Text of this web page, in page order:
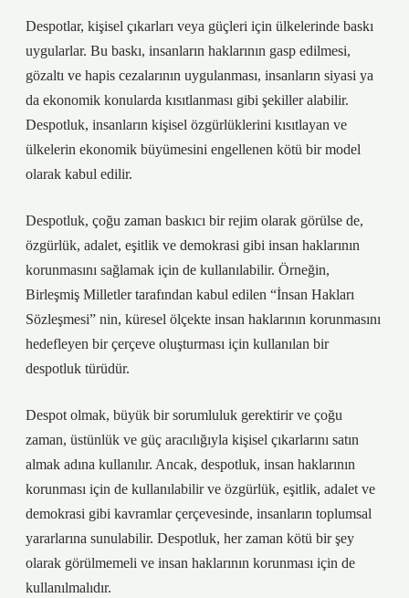
Despotlar, kişisel çıkarları veya güçleri için ülkelerinde baskı
uygularlar. Bu baskı, insanların haklarının gasp edilmesi,
gözaltı ve hapis cezalarının uygulanması, insanların siyasi ya
da ekonomik konularda kısıtlanması gibi şekiller alabilir.
Despotluk, insanların kişisel özgürlüklerini kısıtlayan ve
ülkelerin ekonomik büyümesini engellenen kötü bir model
olarak kabul edilir.
Despotluk, çoğu zaman baskıcı bir rejim olarak görülse de,
özgürlük, adalet, eşitlik ve demokrasi gibi insan haklarının
korunmasını sağlamak için de kullanılabilir. Örneğin,
Birleşmiş Milletler tarafından kabul edilen “İnsan Hakları
Sözleşmesi” nin, küresel ölçekte insan haklarının korunmasını
hedefleyen bir çerçeve oluşturması için kullanılan bir
despotluk türüdür.
Despot olmak, büyük bir sorumluluk gerektirir ve çoğu
zaman, üstünlük ve güç aracılığıyla kişisel çıkarlarını satın
almak adına kullanılır. Ancak, despotluk, insan haklarının
korunması için de kullanılabilir ve özgürlük, eşitlik, adalet ve
demokrasi gibi kavramlar çerçevesinde, insanların toplumsal
yararlarına sunulabilir. Despotluk, her zaman kötü bir şey
olarak görülmemeli ve insan haklarının korunması için de
kullanılmalıdır.